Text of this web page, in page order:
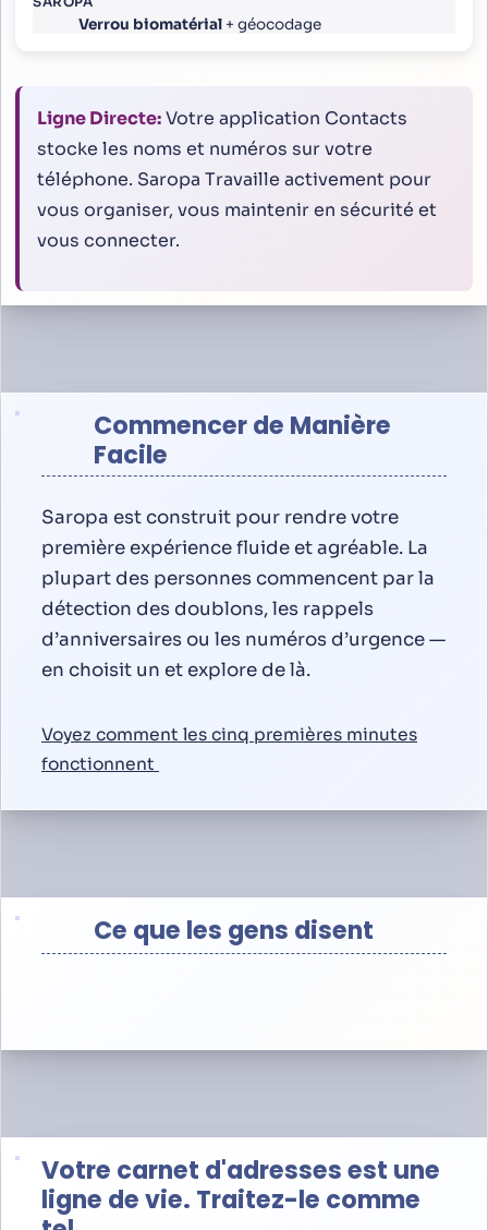
Verrou biomatérial + géocodage
Ligne Directe:Votre application Contacts
stocke les noms et numéros sur votre
téléphone. Saropa Travaille activement pour
vous organiser, vous maintenir en sécurité et
vous connecter.
Commencer de Manière
Facile
Saropa est construit pour rendre votre
première expérience fluide et agréable. La
plupart des personnes commencent par la
détection des doublons, les rappels
d’anniversaires ou les numéros d’urgence —
en choisit un et explore de là.
Voyez comment les cinq premières minutes
fonctionnent
Ce que les gens disent
Votre carnet d'adresses est une
ligne de vie. Traitez-le comme